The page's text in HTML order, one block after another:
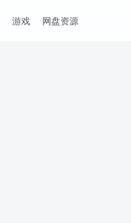
游戏 网盘资源